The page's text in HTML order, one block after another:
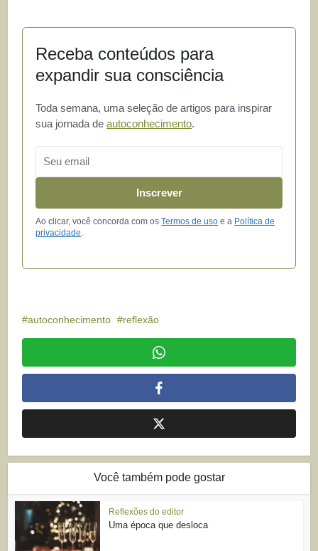
Receba conteúdos para
expandir sua consciência
Toda semana, uma seleção de artigos para inspirar
sua jornada deautoconhecimento.
Inscrever
Ao clicar, você concorda com osTermos de uso e a Política de
privacidade
autoconhecimento reflexão
Você também pode gostar
Reflexões do editor
Uma época que desloca